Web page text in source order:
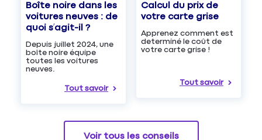
Boîte noire dans les
voitures neuves : de
quoi s’agit-il ?
Depuis juillet 2024, une
boîte noire équipe
toutes les voitures
neuves.
Tout savoir
Calcul du prix de
votre carte grise
Apprenez comment est
determiné le coût de
votre carte grise !
Tout savoir
Voir tous les conseils